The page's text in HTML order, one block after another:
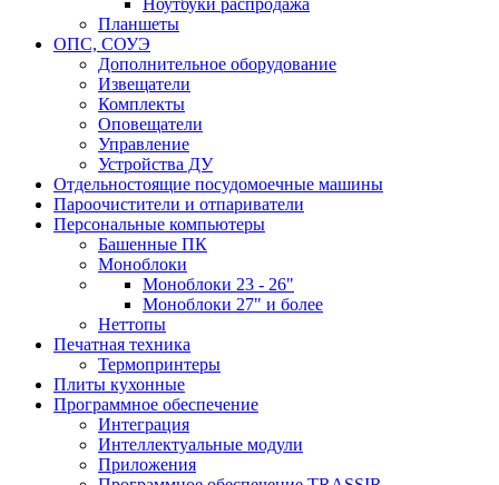
Ноутбуки распродажа
Планшеты
ОПС, СОУЭ
Дополнительное оборудование
Извещатели
Комплекты
Оповещатели
Управление
Устройства ДУ
Отдельностоящие посудомоечные машины
Пароочистители и отпариватели
Персональные компьютеры
Башенные ПК
Моноблоки
Моноблоки 23 - 26"
Моноблоки 27" и более
Неттопы
Печатная техника
Термопринтеры
Плиты кухонные
Программное обеспечение
Интеграция
Интеллектуальные модули
Приложения